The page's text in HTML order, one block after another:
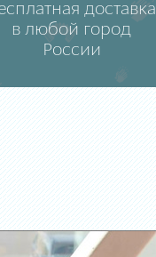
доставка
в любой город
России